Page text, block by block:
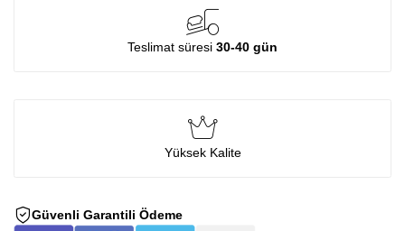
Teslimat süresi 30-40 gün
Yüksek Kalite
Güvenli Garantili Ödeme